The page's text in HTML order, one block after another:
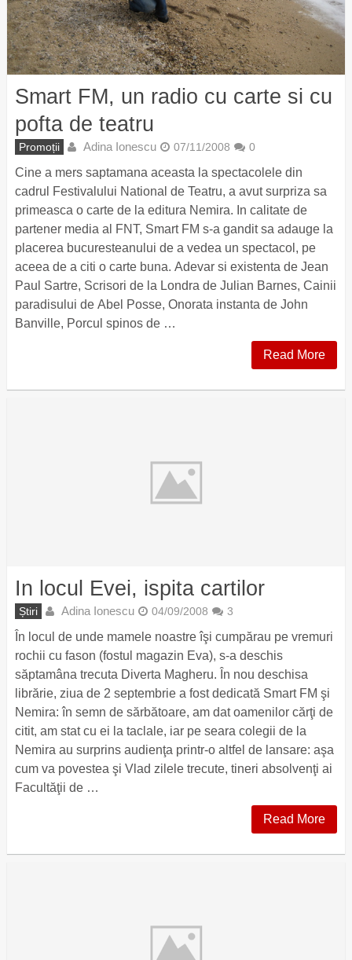
Smart FM, un radio cu carte si cu
pofta de teatru
Promoții Adina Ionescu 07/11/2008 0
Cine a mers saptamana aceasta la spectacolele din
cadrul Festivalului National de Teatru, a avut surpriza sa
primeasca o carte de la editura Nemira. In calitate de
partener media al FNT, Smart FM s-a gandit sa adauge la
placerea bucuresteanului de a vedea un spectacol, pe
aceea de a citi o carte buna. Adevar si existenta de Jean
Paul Sartre, Scrisori de la Londra de Julian Barnes, Cainii
paradisului de Abel Posse, Onorata instanta de John
Banville, Porcul spinos de …
Read More
In locul Evei, ispita cartilor
Știri Adina Ionescu 04/09/2008 3
În locul de unde mamele noastre îşi cumpărau pe vremuri
rochii cu fason (fostul magazin Eva), s-a deschis
săptamâna trecuta Diverta Magheru. În nou deschisa
librărie, ziua de 2 septembrie a fost dedicată Smart FM şi
Nemira: în semn de sărbătoare, am dat oamenilor cărţi de
citit, am stat cu ei la taclale, iar pe seara colegii de la
Nemira au surprins audienţa printr-o altfel de lansare: aşa
cum va povestea şi Vlad zilele trecute, tineri absolvenţi ai
Facultăţii de …
Read More